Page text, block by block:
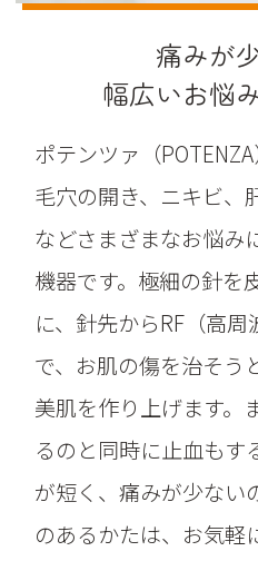
痛みが
幅広いお悩
ポテンツァ（
毛穴の開き、ニキビ、
などさまざまなお悩み
機器です。極細の針を
に、針先からRF（高
で、お肌の傷を治そう
美肌を作り上げます。
るのと同時に止血もす
が短く、痛みが少ない
のあるかたは、お気軽